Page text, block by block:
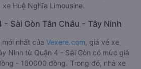
Huệ Nghĩa Limousine.
- Sài Gòn Tân Châu - Tây Ninh
nhất của Vexere.com , giá vé xe
Ninh từ Quận 4 - Sài Gòn có mức giá
- 160000 đồng. Trong đó, nhà xe